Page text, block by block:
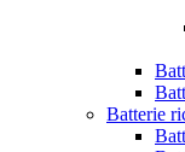
Batterie